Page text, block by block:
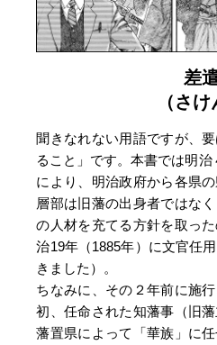
差
（さけ
聞きなれない用語ですが、
ること」です。本書では明
により、明治政府から各県
層部は旧藩の出身者ではな
の人材を充てる方針を取っ
治19年（1885年）に文官任
きました）。
ちなみに、その２年前に施
初、任命された知藩事（旧
藩置県によって「華族」に